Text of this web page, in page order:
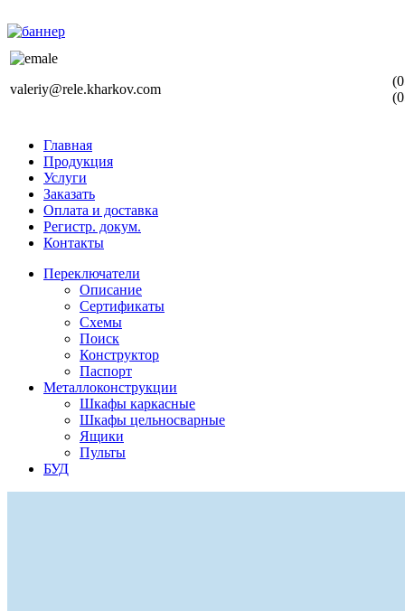
valeriy@rele.kharkov.com
Главная
Продукция
Услуги
Заказать
Оплата и доставка
Регистр. докум.
Контакты
Переключатели
Описание
Сертификаты
Схемы
Поиск
Конструктор
Паспорт
Металлоконструкции
Шкафы каркасные
Шкафы цельносварные
Ящики
Пульты
БУД